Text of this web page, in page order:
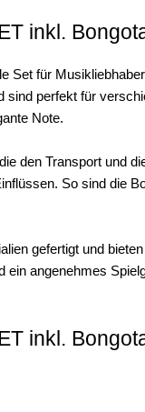
inkl.
Set für
sind perfekt für
Note.
den Transport und
So sind die
gefertigt und
ein angenehmes
inkl.